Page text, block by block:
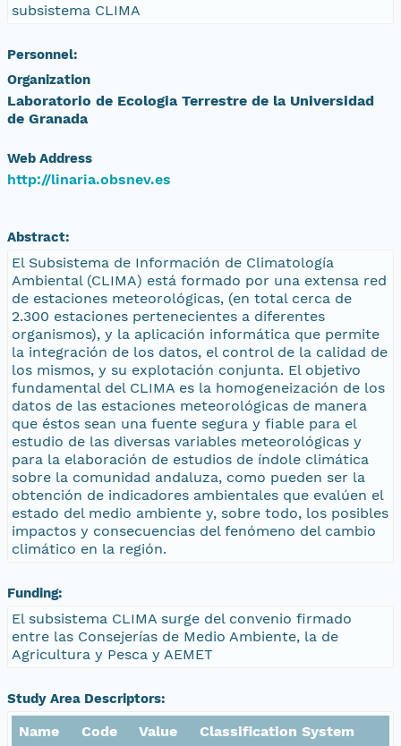
subsistema CLIMA
Personnel:
Organization
Laboratorio de Ecologia Terrestre de la Universidad
de Granada
Web Address
http://linaria.obsnev.es
Abstract:
El Subsistema de Información de Climatología
Ambiental (CLIMA) está formado por una extensa red
de estaciones meteorológicas, (en total cerca de
2.300 estaciones pertenecientes a diferentes
organismos), y la aplicación informática que permite
la integración de los datos, el control de la calidad de
los mismos, y su explotación conjunta. El objetivo
fundamental del CLIMA es la homogeneización de los
datos de las estaciones meteorológicas de manera
que éstos sean una fuente segura y fiable para el
estudio de las diversas variables meteorológicas y
para la elaboración de estudios de índole climática
sobre la comunidad andaluza, como pueden ser la
obtención de indicadores ambientales que evalúen el
estado del medio ambiente y, sobre todo, los posibles
impactos y consecuencias del fenómeno del cambio
climático en la región.
Funding:
El subsistema CLIMA surge del convenio firmado
entre las Consejerías de Medio Ambiente, la de
Agricultura y Pesca y AEMET
Study Area Descriptors:
Name Code Value Classification System